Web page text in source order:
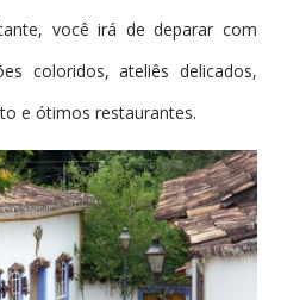
você irá de deparar com
coloridos, ateliês delicados,
e ótimos restaurantes.